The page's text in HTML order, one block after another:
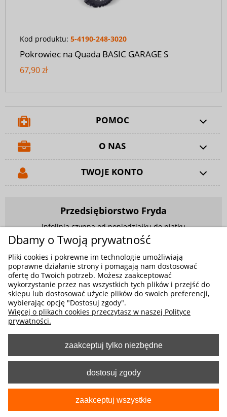
Kod produktu: 5-4190-248-3020
Pokrowiec na Quada BASIC GARAGE S
67,90 zł
POMOC
O NAS
TWOJE KONTO
Przedsiębiorstwo Fryda
Infolinia czynna od poniedziałku do piątku
w godzinach 9.00 - 17.00
881 703 704
E-mail:sklep@fryda.com.pl
Sklepy stacjonarne:
ul. Składowa 26, 34-400 Nowy Targ
ul. Żywiecka 91, 43-300 Bielsko-Biała
MOŻLIWE FORMY PŁATNOŚCI
pokaż pełną wersję strony
Dbamy o Twoją prywatność
Pliki cookies i pokrewne im technologie umożliwiają
poprawne działanie strony i pomagają nam dostosować
ofertę do Twoich potrzeb. Możesz zaakceptować
wykorzystanie przez nas wszystkich tych plików i przejść do
sklepu lub dostosować użycie plików do swoich preferencji,
wybierając opcję "Dostosuj zgody".
Więcej o plikach cookies przeczytasz w naszej Polityce
prywatności.
zaakceptuj tylko niezbędne
dostosuj zgody
zaakceptuj wszystkie